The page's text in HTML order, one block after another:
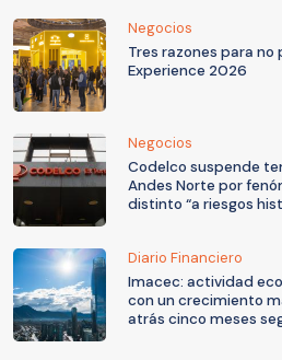
Negocios
Tres razones para
Experience 2026
Negocios
Codelco suspende
Andes Norte por
distinto “a riesgos
Diario Financiero
Imacec: actividad
con un crecimiento
atrás cinco meses